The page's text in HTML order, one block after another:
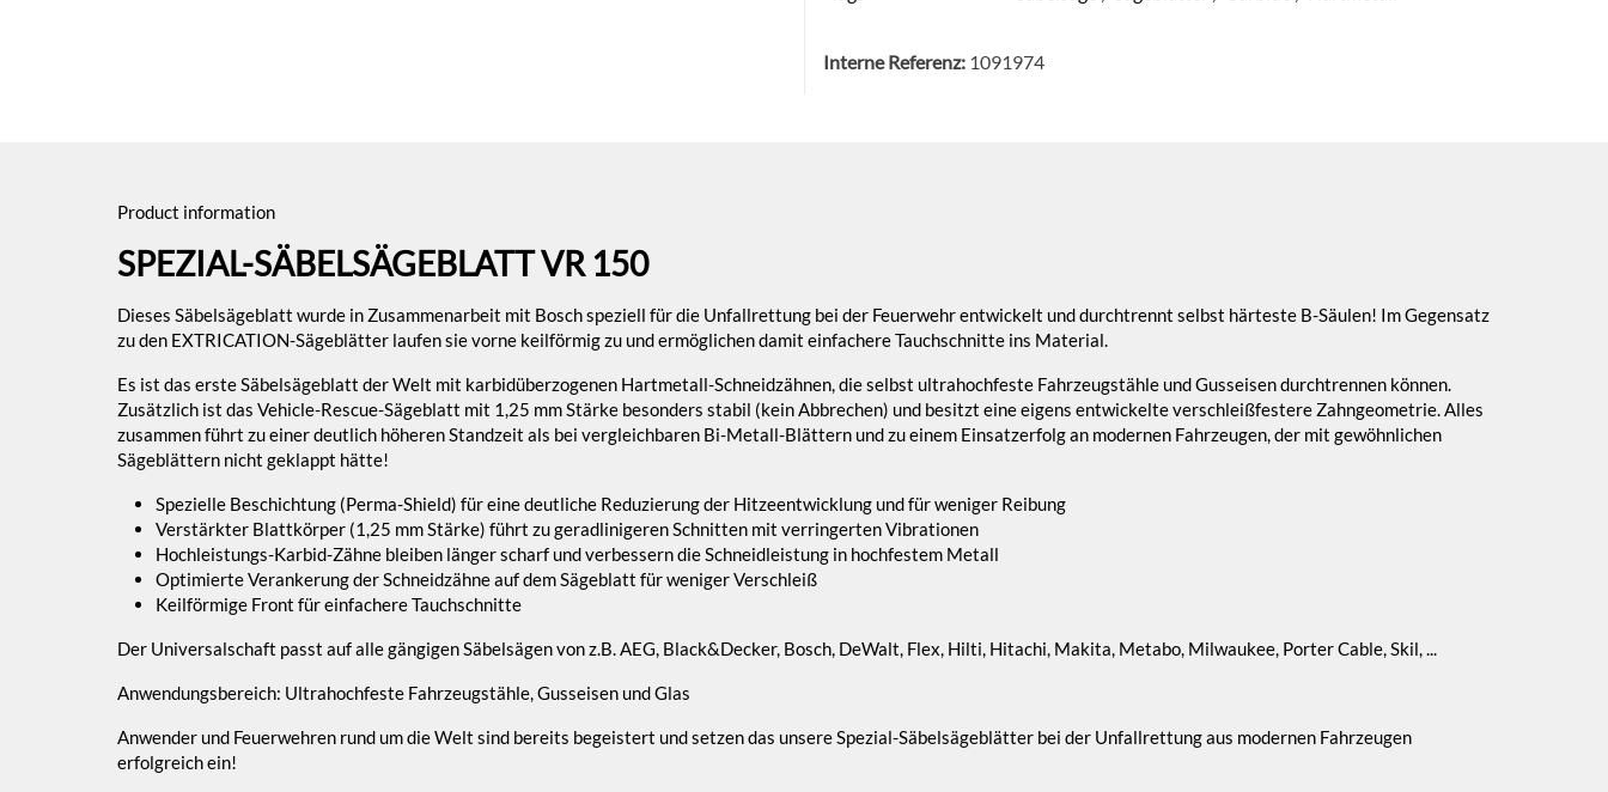
Interne Referenz: 1091974
Product information
SPEZIAL-SÄBELSÄGEBLATT VR 150
Dieses Säbelsägeblatt wurde in Zusammenarbeit mit Bosch speziell für die Unfallrettung bei der Feuerwehr entwickelt und durchtrennt selbst härteste B-Säulen! Im Gegensatz
zu den EXTRICATION-Sägeblätter laufen sie vorne keilförmig zu und ermöglichen damit einfachere Tauchschnitte ins Material.
Es ist das erste Säbelsägeblatt der Welt mit karbidüberzogenen Hartmetall-Schneidzähnen, die selbst ultrahochfeste Fahrzeugstähle und Gusseisen durchtrennen können.
Zusätzlich ist das Vehicle-Rescue-Sägeblatt mit 1,25 mm Stärke besonders stabil (kein Abbrechen) und besitzt eine eigens entwickelte verschleißfestere Zahngeometrie. Alles
zusammen führt zu einer deutlich höheren Standzeit als bei vergleichbaren Bi-Metall-Blättern und zu einem Einsatzerfolg an modernen Fahrzeugen, der mit gewöhnlichen
Sägeblättern nicht geklappt hätte!
Spezielle Beschichtung (Perma-Shield) für eine deutliche Reduzierung der Hitzeentwicklung und für weniger Reibung
Verstärkter Blattkörper (1,25 mm Stärke) führt zu geradlinigeren Schnitten mit verringerten Vibrationen
Hochleistungs-Karbid-Zähne bleiben länger scharf und verbessern die Schneidleistung in hochfestem Metall
Optimierte Verankerung der Schneidzähne auf dem Sägeblatt für weniger Verschleiß
Keilförmige Front für einfachere Tauchschnitte
Der Universalschaft passt auf alle gängigen Säbelsägen von z.B. AEG, Black&Decker, Bosch, DeWalt, Flex, Hilti, Hitachi, Makita, Metabo, Milwaukee, Porter Cable, Skil, ...
Anwendungsbereich: Ultrahochfeste Fahrzeugstähle, Gusseisen und Glas
Anwender und Feuerwehren rund um die Welt sind bereits begeistert und setzen das unsere Spezial-Säbelsägeblätter bei der Unfallrettung aus modernen Fahrzeugen
erfolgreich ein!